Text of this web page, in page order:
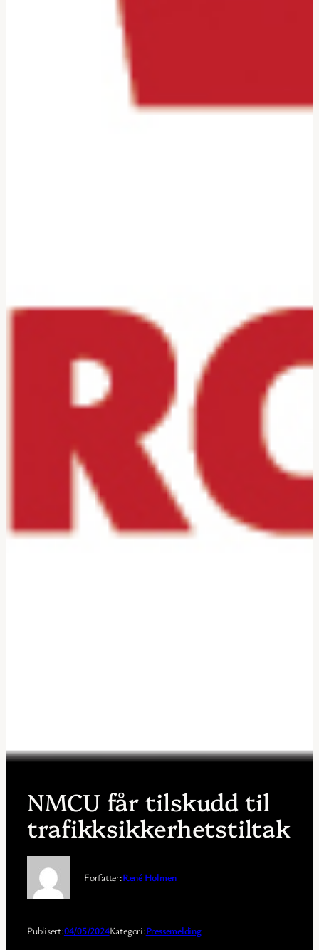
NMCU får tilskudd til
trafikksikkerhetstiltak
Forfatter:René Holmen
Publisert:04/05/2024Kategori:Pressemelding